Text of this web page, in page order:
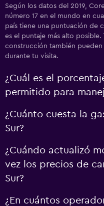
Según los datos del 2019,
número 17 en el mundo en
país tiene una puntuación de
es el puntaje más alto
construcción también pueden
durante tu visita.
¿Cuál es el
permitido para
¿Cuánto cuesta la
Sur?
¿Cuándo actualizó
vez los precios de
Sur?
¿En cuántos